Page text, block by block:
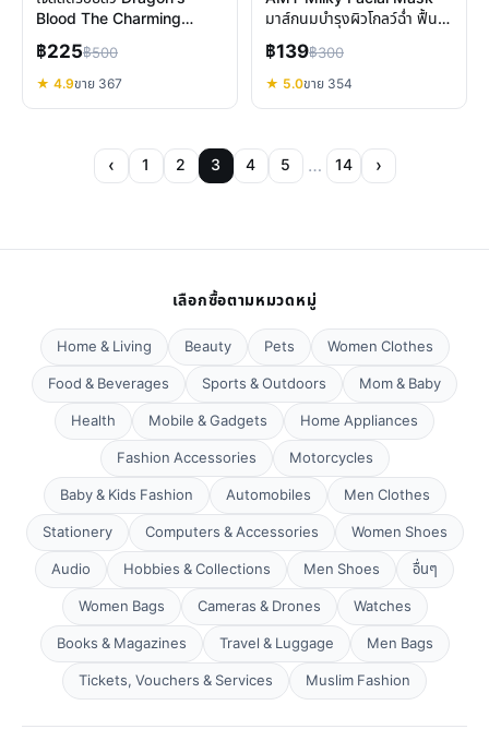
Blood The Charming
Garden ฟื้นฟูรอยแดงดำ ผิว
ใสไร้รอย
฿225฿500
★ 4.9ขาย 367
มาส์กนมบำรุงผิวโกลว์ฉ่ำ ฟื้นฟู
ผิวชุ่มชื้นล้ำลึก
฿139฿300
★ 5.0ขาย 354
‹ 1 2 3 4 5 … 14 ›
เลือกซื้อตามหมวดหมู่
Home & Living Beauty Pets
Women Clothes
Food & Beverages
Sports & Outdoors
Mom & Baby
Health
Mobile & Gadgets
Home Appliances
Fashion Accessories
Motorcycles
Baby & Kids Fashion
Automobiles
Men Clothes
Stationery
Computers & Accessories
Women Shoes
Audio
Hobbies & Collections Men Shoes
อื่นๆ
Women Bags
Cameras & Drones
Watches
Books & Magazines
Travel & Luggage
Men Bags
Tickets, Vouchers & Services
Muslim Fashion